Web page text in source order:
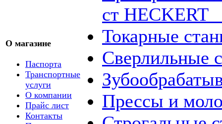
О магазине
Паспорта
Транспортные
услуги
О компании
Прайс лист
Контакты
ст HECKERT
Токарные
Сверлильные
Прессы и